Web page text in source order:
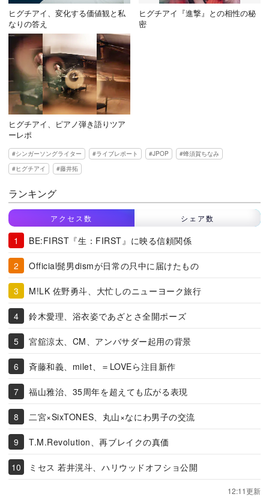
ヒグチアイ、変化する価値観と私
なりの答え
ヒグチアイ『進撃』との相性の秘
密
ヒグチアイ、ピアノ弾き語りツア
ーレポ
シンガーソングライター ライブレポート JPOP
蜂須賀ちなみ
ヒグチアイ
藤井拓
ランキング
アクセス数 シェア数
BE:FIRST『生：FIRST』に映る信頼関係
Official髭男dismが日常の只中に届けたもの
M!LK 佐野勇斗、大忙しのニューヨーク旅行
鈴木愛理、浴衣姿であざとさ全開ポーズ
宮舘涼太、CM、アンバサダー起用の背景
斉藤和義、milet、＝LOVEら注目新作
福山雅治、35周年を超えても広がる表現
二宮×SixTONES、丸山×なにわ男子の交流
T.M.Revolution、再ブレイクの真価
ミセス 若井滉斗、ハリウッドオフショ公開
12:11更新